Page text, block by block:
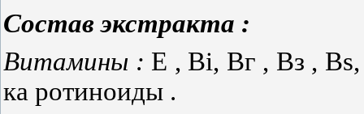
Составэкстракта :
Витамины : Е , Bi, Вг , Вз ,
ка­ ротиноиды .